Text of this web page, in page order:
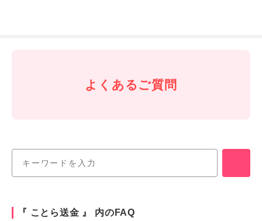
よくあるご質問
『 ことら送金 』 内のFAQ